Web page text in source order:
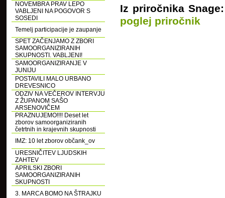
NOVEMBRA PRAV LEPO
VABLJENI NA POGOVOR S
SOSEDI
Temelj participacije je zaupanje
SPET ZAČENJAMO Z ZBORI
SAMOORGANIZIRANIH
SKUPNOSTI. VABLJENI!
SAMOORGANIZIRANJE V
JUNIJU
POSTAVILI MALO URBANO
DREVESNICO
ODZIV NA VEČEROV INTERVJU
Z ŽUPANOM SAŠO
ARSENOVIČEM
PRAZNUJEMO!!!! Deset let
zborov samoorganiziranih
četrtnih in krajevnih skupnosti
IMZ: 10 let zborov občank_ov
URESNIČITEV LJUDSKIH
ZAHTEV
APRILSKI ZBORI
SAMOORGANIZIRANIH
SKUPNOSTI
3. MARCA BOMO NA ŠTRAJKU
Iz priročnika
poglej priročnik